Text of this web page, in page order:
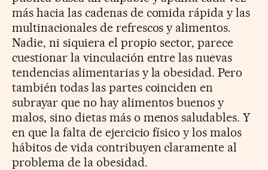
más hacia las cadenas de comida rápida y las
multinacionales de refrescos y alimentos.
Nadie, ni siquiera el propio sector, parece
cuestionar la vinculación entre las nuevas
tendencias alimentarias y la obesidad. Pero
también todas las partes coinciden en
subrayar que no hay alimentos buenos y
malos, sino dietas más o menos saludables. Y
en que la falta de ejercicio físico y los malos
hábitos de vida contribuyen claramente al
problema de la obesidad.